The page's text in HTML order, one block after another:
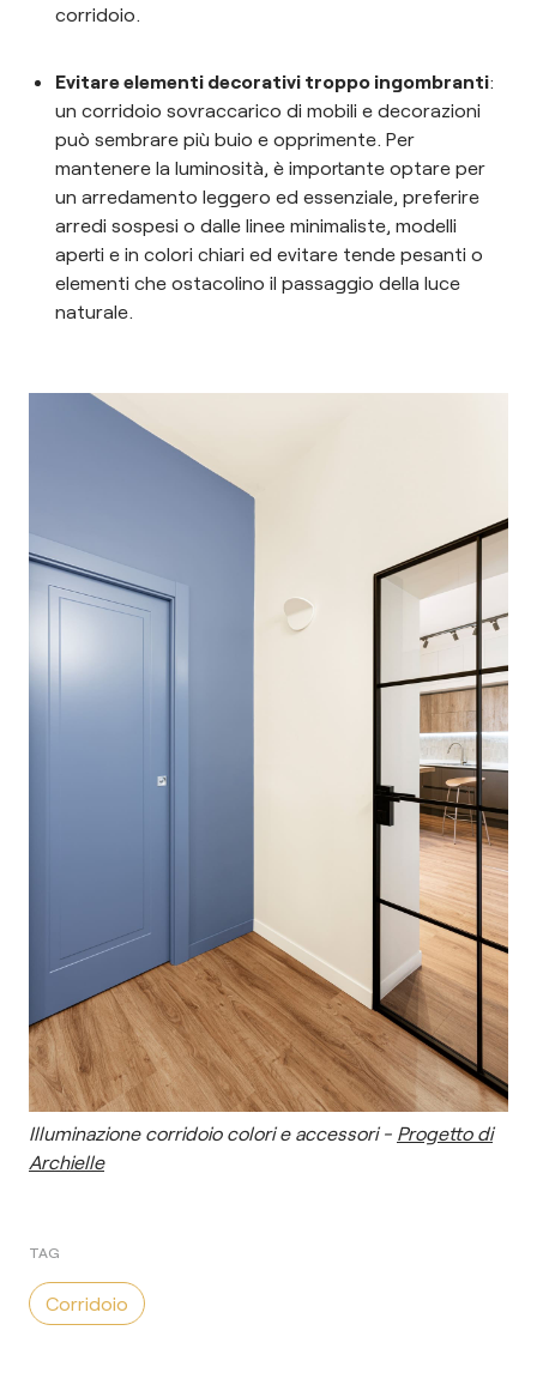
corridoio.
Evitare elementi decorativi troppo ingombranti:
un corridoio sovraccarico di mobili e decorazioni
può sembrare più buio e opprimente. Per
mantenere la luminosità, è importante optare per
un arredamento leggero ed essenziale, preferire
arredi sospesi o dalle linee minimaliste, modelli
aperti e in colori chiari ed evitare tende pesanti o
elementi che ostacolino il passaggio della luce
naturale.
Illuminazione corridoio colori e accessori - Progetto di
Archielle
TAG
Corridoio